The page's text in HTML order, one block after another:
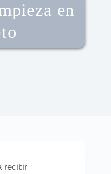
en
recibir